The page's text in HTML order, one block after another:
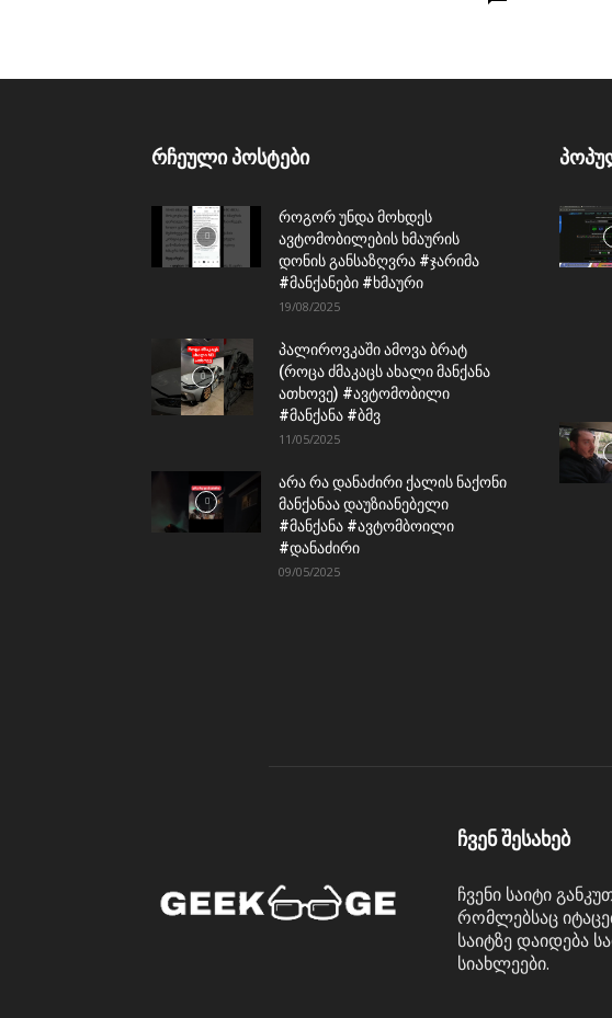
რჩეული პოსტები
როგორ უნდა მოხდეს
ავტომობილების ხმაურის
დონის განსაზღვრა #ჯარიმა
#მანქანები #ხმაური
19/08/2025
პალიროვკაში ამოვა ბრატ
(როცა ძმაკაცს ახალი მანქანა
ათხოვე) #ავტომობილი
#მანქანა #ბმვ
11/05/2025
არა რა დანაძირი ქალის ნაქონი
მანქანაა დაუზიანებელი
#მანქანა #ავტომბოილი
#დანაძირი
09/05/2025
ჩვენ შესახებ
ჩვენი საიტი
რომლებსაც
საიტზე დაიდება
სიახლეები.